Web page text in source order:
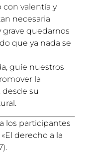
con valentía y
necesaria
grave quedarnos
que ya nada se
guíe nuestros
la
su
los participantes
derecho a la